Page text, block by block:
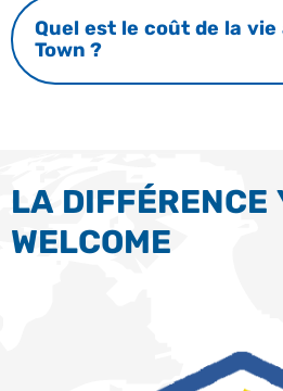
Quel est le coût de la vie
Town ?
LA DIFFÉRENCE
WELCOME